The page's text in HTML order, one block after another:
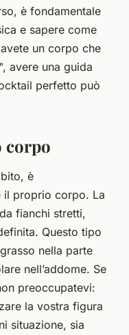
è fondamentale
e sapere come
un corpo che
avere una guida
perfetto può
corpo
è
il proprio corpo. La
fianchi stretti,
Questo tipo
nella parte
nell’addome. Se
preoccupatevi:
la vostra figura
situazione, sia